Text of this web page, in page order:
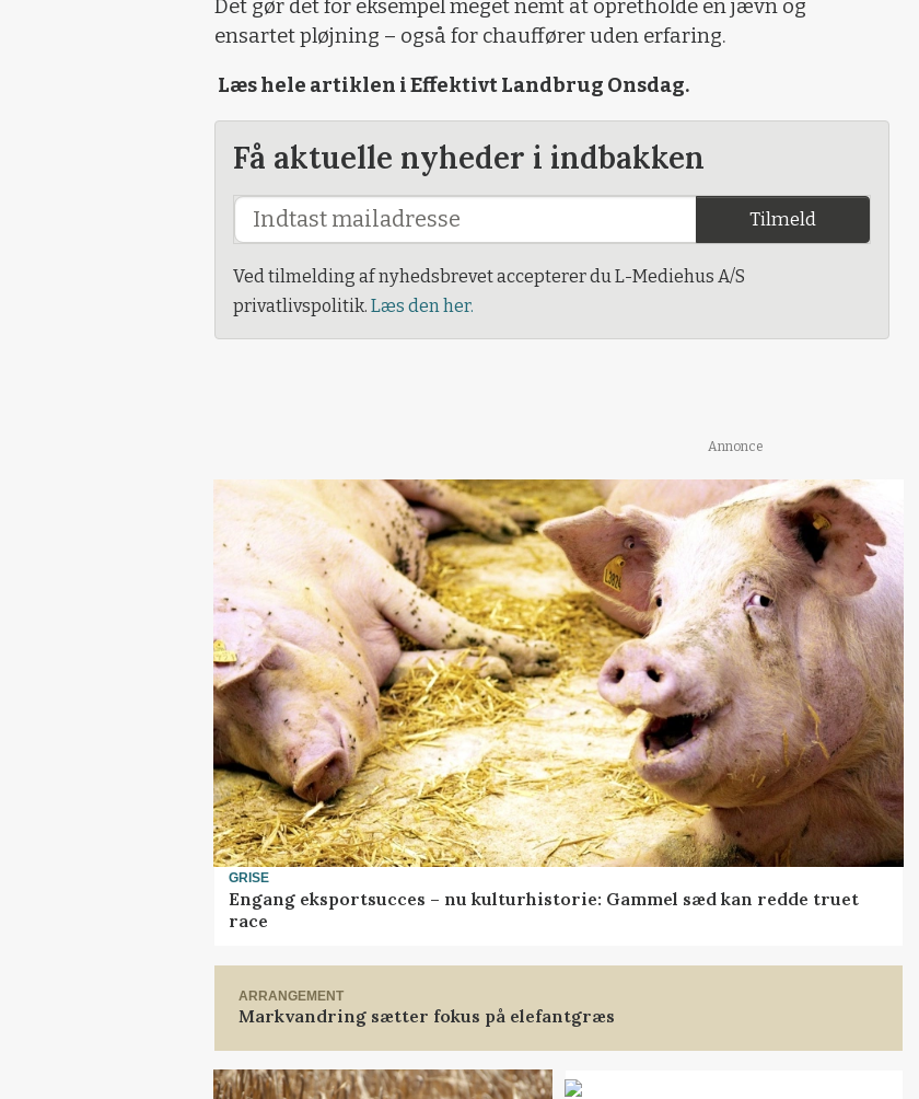
Det gør det for eksempel meget nemt at opretholde en jævn og
ensartet pløjning – også for chauffører uden erfaring.
Læs hele artiklen i Effektivt Landbrug Onsdag.
Få aktuelle nyheder i indbakken
Tilmeld
Ved tilmelding af nyhedsbrevet accepterer du L-Mediehus A/S
privatlivspolitik. Læs den her.
Annonce
GRISE
Engang eksportsucces – nu kulturhistorie: Gammel sæd kan redde truet
race
ARRANGEMENT
Markvandring sætter fokus på elefantgræs